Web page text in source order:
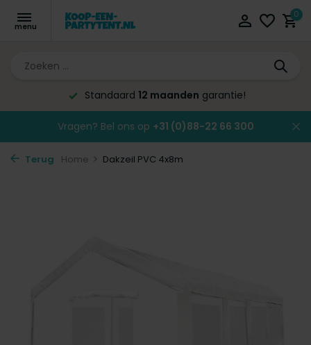
0
Standaard 12 maanden garantie!
Vragen? Bel ons op +31 (0)88-22 66 300
Terug Home Dakzeil PVC 4x8m